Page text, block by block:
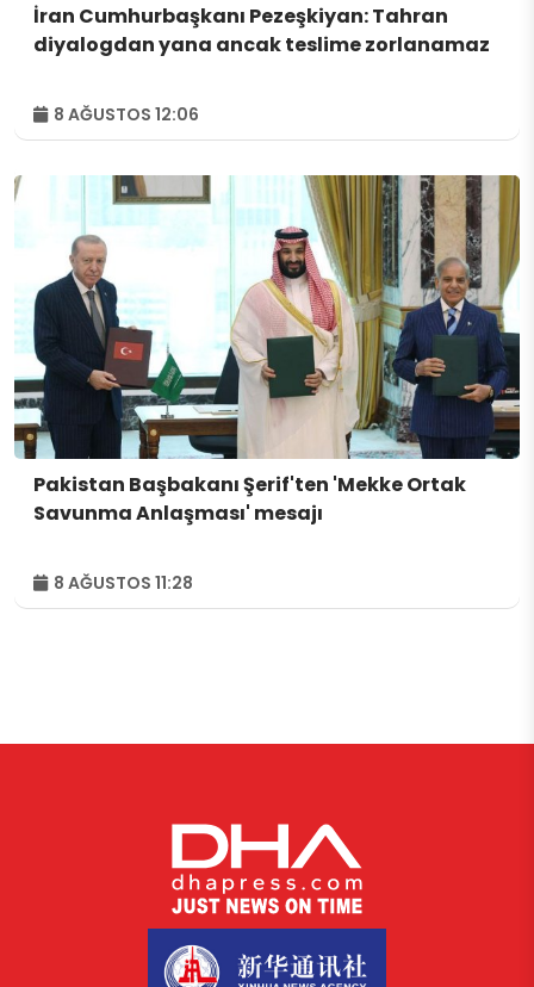
İran Cumhurbaşkanı Pezeşkiyan: Tahran
diyalogdan yana ancak teslime zorlanamaz
8 AĞUSTOS 12:06
Pakistan Başbakanı Şerif'ten 'Mekke Ortak
Savunma Anlaşması' mesajı
8 AĞUSTOS 11:28